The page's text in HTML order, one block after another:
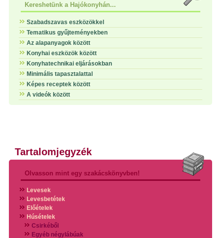
Kereshetünk a Hajókonyhán...
Szabadszavas eszközökkel
Tematikus gyűjteményekben
Az alapanyagok között
Konyhai eszközök között
Konyhatechnikai eljárásokban
Minimális tapasztalattal
Képes receptek között
A videók között
Tartalomjegyzék
Olvasson mint egy szakácskönyvben!
Levesek
Levesbetétek
Előételek
Húsételek
Csirkéből
Egyéb négylábúak